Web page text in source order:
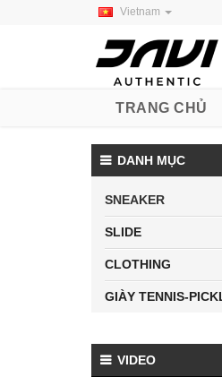
Vietnam
TRANG CHỦ
DANH MỤC
SNEAKER
SLIDE
CLOTHING
GIÀY TENNIS-
VIDEO